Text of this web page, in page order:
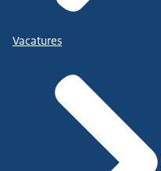
Vacatures